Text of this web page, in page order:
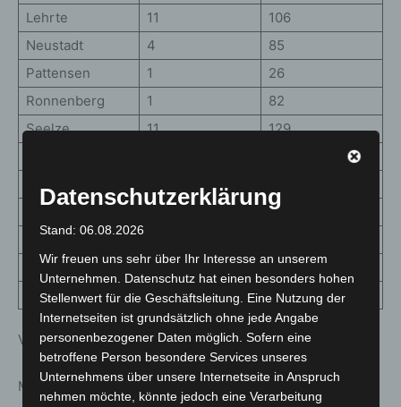
Lehrte
11
106
Neustadt
4
85
Pattensen
1
26
Ronnenberg
1
82
Seelze
11
129
75
Wedemark
Wennigsen
2
28
Wunstorf
9 74
Verteilung nach Geschlecht
Männer 49,6 Prozent
Datenschutzerklärung
Stand: 06.08.2026
Wir freuen uns sehr über Ihr Interesse an unserem
Unternehmen. Datenschutz hat einen besonders hohen
Stellenwert für die Geschäftsleitung. Eine Nutzung der
Internetseiten ist grundsätzlich ohne jede Angabe
personenbezogener Daten möglich. Sofern eine
betroffene Person besondere Services unseres
Unternehmens über unsere Internetseite in Anspruch
nehmen möchte, könnte jedoch eine Verarbeitung